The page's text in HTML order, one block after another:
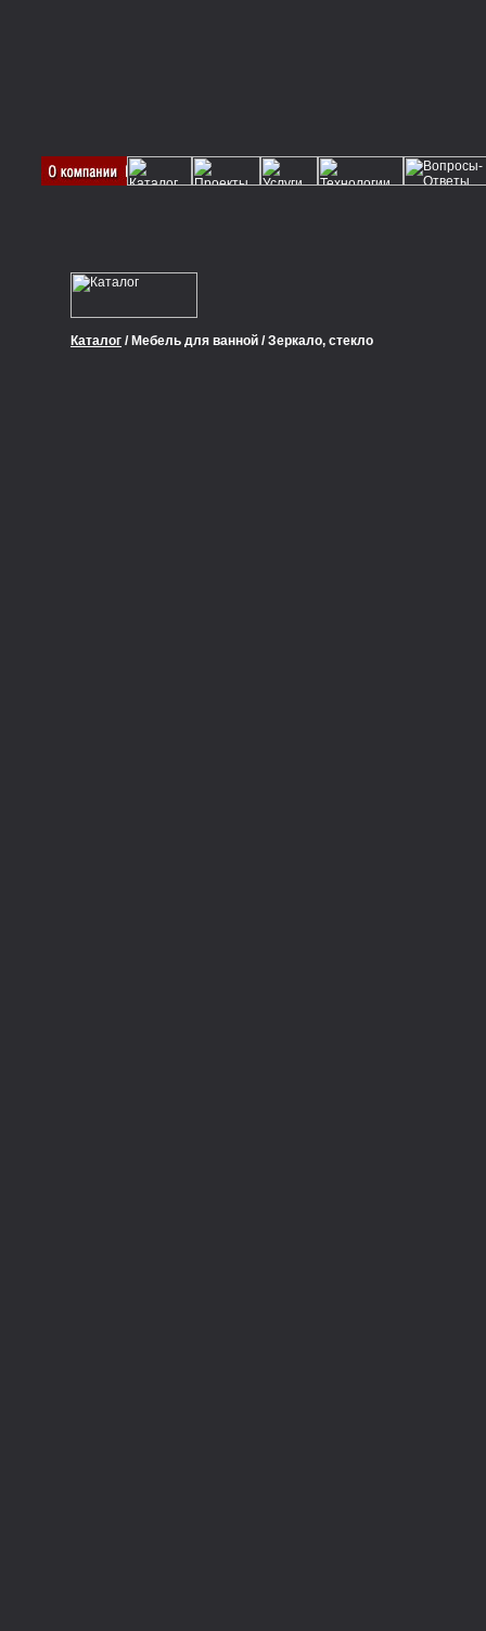
Каталог / Мебель для ванной / Зеркало, стекло